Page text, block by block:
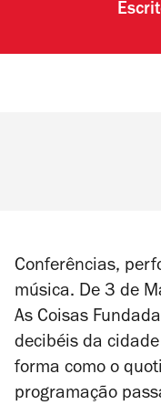
Conferências,
música. De 3 de
As Coisas
decibéis da
forma como o
programação